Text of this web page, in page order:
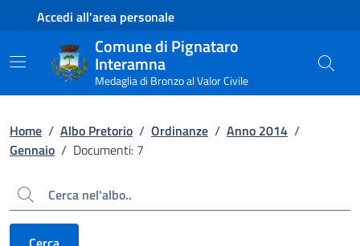
Contenuto principale
Piede di paginaAccedi all'area personale
Comune di Pignataro
Interamna
Medaglia di Bronzo al Valor Civile
Home / Albo Pretorio / Ordinanze / Anno 2014 /
Gennaio / Documenti: 7
Cerca